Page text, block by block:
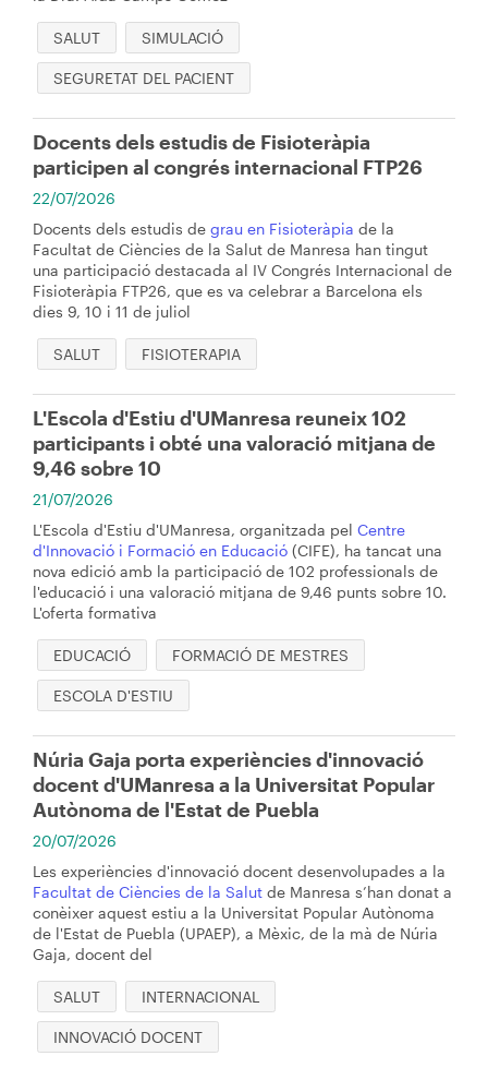
SALUT SIMULACIÓ
SEGURETAT DEL PACIENT
Docents dels estudis de Fisioteràpia
participen al congrés internacional FTP26
22/07/2026
Docents dels estudis de grau en Fisioteràpia de la
Facultat de Ciències de la Salut de Manresa han tingut
una participació destacada al IV Congrés Internacional de
Fisioteràpia FTP26, que es va celebrar a Barcelona els
dies 9, 10 i 11 de juliol
SALUT FISIOTERAPIA
L'Escola d'Estiu d'UManresa reuneix 102
participants i obté una valoració mitjana de
9,46 sobre 10
21/07/2026
L'Escola d'Estiu d'UManresa, organitzada pel Centre
d'Innovació i Formació en Educació (CIFE), ha tancat una
nova edició amb la participació de 102 professionals de
l'educació i una valoració mitjana de 9,46 punts sobre 10.
L'oferta formativa
EDUCACIÓ FORMACIÓ DE MESTRES
ESCOLA D'ESTIU
Núria Gaja porta experiències d'innovació
docent d'UManresa a la Universitat Popular
Autònoma de l'Estat de Puebla
20/07/2026
Les experiències d'innovació docent desenvolupades a la
Facultat de Ciències de la Salut de Manresa s’han donat a
conèixer aquest estiu a la Universitat Popular Autònoma
de l'Estat de Puebla (UPAEP), a Mèxic, de la mà de Núria
Gaja, docent del
SALUT INTERNACIONAL
INNOVACIÓ DOCENT